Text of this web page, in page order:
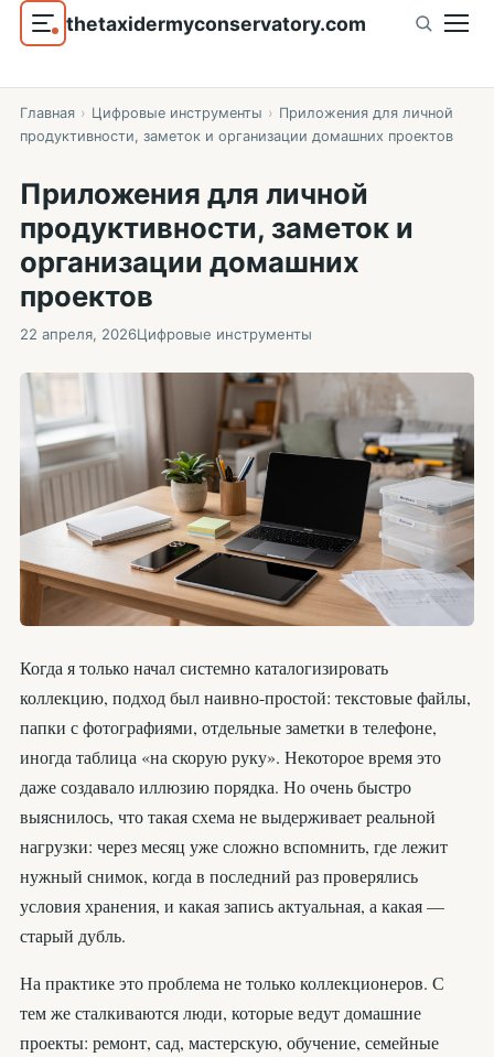
thetaxidermyconservatory.com
Главная › Цифровые инструменты › Приложения для личной
продуктивности, заметок и организации домашних проектов
Приложения для личной
продуктивности, заметок и
организации домашних
проектов
22 апреля, 2026Цифровые инструменты
Когда я только начал системно каталогизировать
коллекцию, подход был наивно-простой: текстовые файлы,
папки с фотографиями, отдельные заметки в телефоне,
иногда таблица «на скорую руку». Некоторое время это
даже создавало иллюзию порядка. Но очень быстро
выяснилось, что такая схема не выдерживает реальной
нагрузки: через месяц уже сложно вспомнить, где лежит
нужный снимок, когда в последний раз проверялись
условия хранения, и какая запись актуальная, а какая —
старый дубль.
На практике это проблема не только коллекционеров. С
тем же сталкиваются люди, которые ведут домашние
проекты: ремонт, сад, мастерскую, обучение, семейные